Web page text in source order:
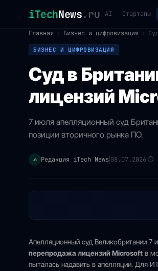
iTechNews.ru AI Стартапы
Главная
› Бизнес и цифровизация ›
БИЗНЕС И ЦИФРОВИЗАЦИЯ
Суд в
лицензий
7 июля апелляционный суд
позиции вторичного рынка ПО.
✍️ Редакция iTech News 08.07.2026⏱
Апелляционный суд Великобритании
перепродажа лицензий Microsoft в
пыталась надавить в апелляции. Для